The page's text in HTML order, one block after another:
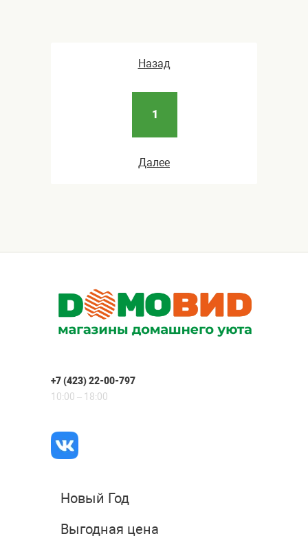
Назад
1
Далее
+7 (423) 22-00-797
10:00 – 18:00
Новый Год
Выгодная цена